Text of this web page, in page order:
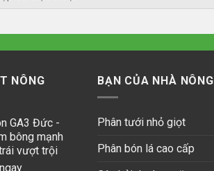
NÔNG
GA3 Đức -
bông mạnh
vượt trội
BẠN CỦA NHÀ NÔNG
Phân tưới nhỏ giọt
Phân bón lá cao cấp